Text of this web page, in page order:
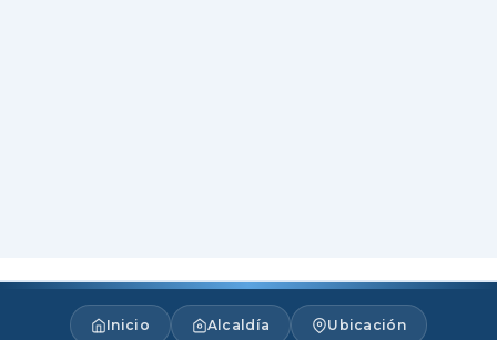
Inicio Alcaldía Ubicación